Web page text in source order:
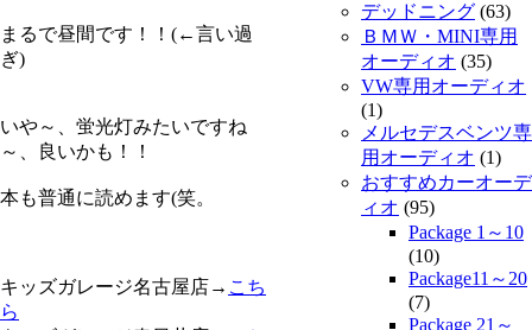
まるで昼間です！！(←言い過
ぎ)
いや～、蛍光灯みたいですね
～、良いかも！！
本も普通に読めます(笑。
キッズガレージ名古屋店→ こち
ら
デッドニング (63)
ＢＭＷ・MINI専用
オーディオ (35)
VW専用オーディオ
(1)
メルセデスベンツ専
用オーディオ (1)
おすすめカーオーデ
ィオ (95)
Package 1～10
(10)
Package11～20
(7)
Package 21～